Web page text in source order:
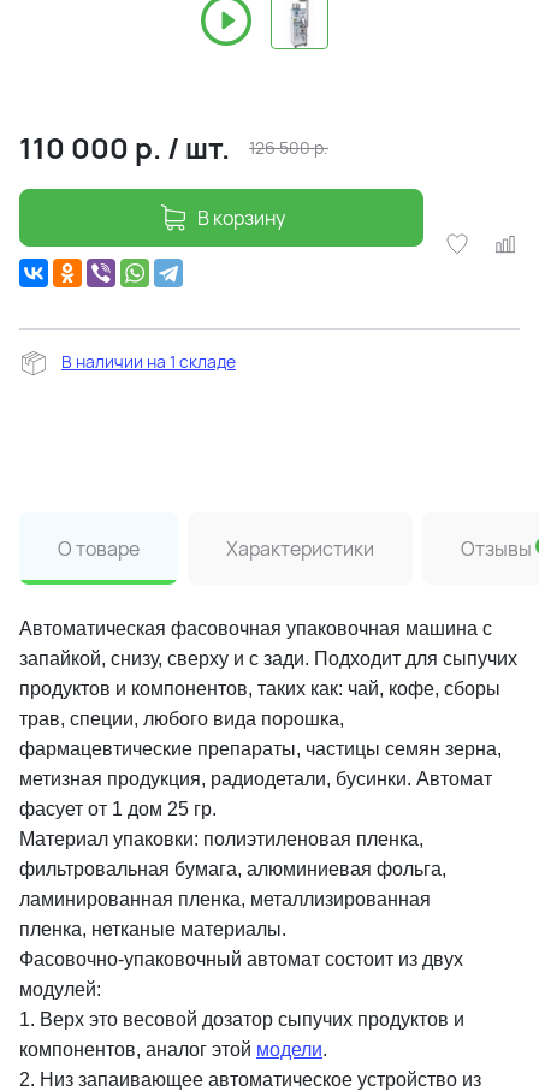
110 000 р. / шт. 126 500р.
В корзину
В наличии на 1 складе
О товаре Характеристики Отзывы
Автоматическая фасовочная упаковочная машина с
запайкой, снизу, сверху и с зади. Подходит для сыпучих
продуктов и компонентов, таких как: чай, кофе, сборы
трав, специи, любого вида порошка,
фармацевтические препараты, частицы семян зерна,
метизная продукция, радиодетали, бусинки. Автомат
фасует от 1 дом 25 гр.
Материал упаковки: полиэтиленовая пленка,
фильтровальная бумага, алюминиевая фольга,
ламинированная пленка, металлизированная
пленка, нетканые материалы.
Фасовочно-упаковочный автомат состоит из двух
модулей:
1. Верх это весовой дозатор сыпучих продуктов и
компонентов, аналог этой модели.
2. Низ запаивающее автоматическое устройство из